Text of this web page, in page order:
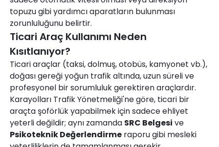
topuzu gibi yardımcı aparatların bulunması
zorunluluğunu belirtir.
Ticari Araç Kullanımı Neden
Kısıtlanıyor?
Ticari araçlar (taksi, dolmuş, otobüs, kamyonet vb.),
doğası gereği yoğun trafik altında, uzun süreli ve
profesyonel bir sorumluluk gerektiren araçlardır.
Karayolları Trafik Yönetmeliği'ne göre, ticari bir
araçta şoförlük yapabilmek için sadece ehliyet
yeterli değildir; aynı zamanda SRC Belgesi ve
Psikoteknik Değerlendirme raporu gibi mesleki